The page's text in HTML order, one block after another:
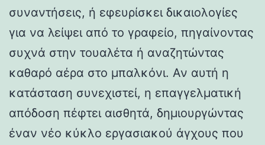
συναντήσεις, ή εφευρίσκει δικαιολογίες
για να λείψει από το γραφείο, πηγαίνοντας
συχνά στην τουαλέτα ή αναζητώντας
καθαρό αέρα στο μπαλκόνι. Αν αυτή η
κατάσταση συνεχιστεί, η επαγγελματική
απόδοση πέφτει αισθητά, δημιουργώντας
έναν νέο κύκλο εργασιακού άγχους που